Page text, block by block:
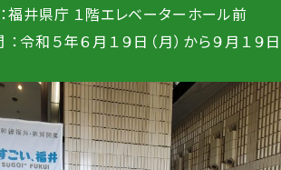
福井県庁 １階エレベーターホール前
令和５年６月１９日（月）から９月１９日